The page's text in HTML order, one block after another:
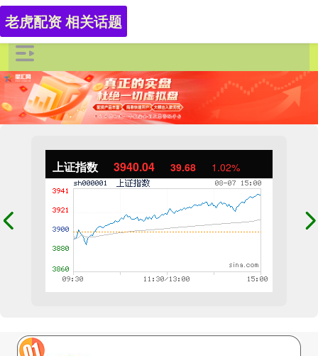
上证指数 3940.04 39.68 1.02%
老虎配资 相关话题